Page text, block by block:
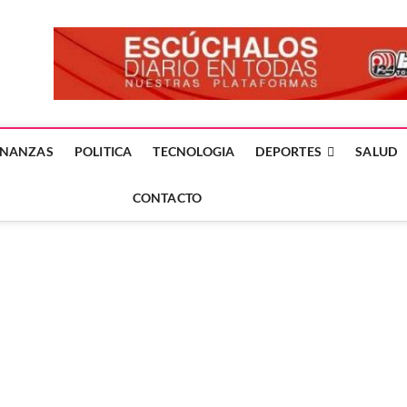
DÍA EN LA NOTICIA
POLITICA TECNOLOGIA DEPORTES SALUD
CONTACTO